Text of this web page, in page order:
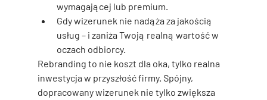
wymagającej lub premium.
Gdy wizerunek nie nadąża za jakością
usług – i zaniża Twoją realną wartość w
oczach odbiorcy.
Rebranding to nie koszt dla oka, tylko realna
inwestycja w przyszłość firmy. Spójny,
dopracowany wizerunek nie tylko zwiększa